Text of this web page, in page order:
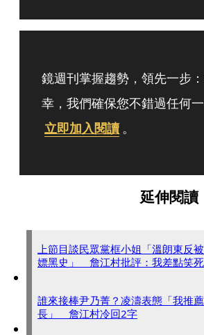
鏡週刊掌握趨勢，領先一步
幸，我們確保您不錯過任何
立即加入閱讀 。
延伸閱讀
上節目談民眾黨框小姐「溫朗東反
嫖黑史」 詹江村批評：我差點笑死
誰來接棒尹乃菁？凌濤表態「我推
長」 詹江村冷回2字